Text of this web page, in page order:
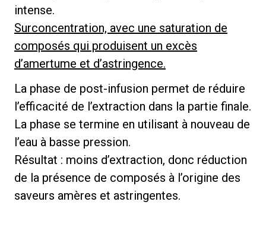
intense.
Surconcentration, avec une saturation de
composés qui produisent un excès
d’amertume et d’astringence.
La phase de post-infusion permet de réduire
l’efficacité de l’extraction dans la partie finale.
La phase se termine en utilisant à nouveau de
l’eau à basse pression.
Résultat : moins d’extraction, donc réduction
de la présence de composés à l’origine des
saveurs amères et astringentes.